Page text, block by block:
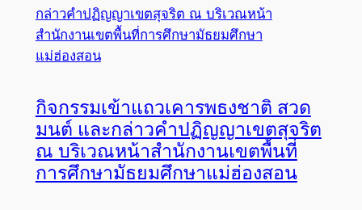
กิจกรรมเข้าแถวเคารพธงชาติ สวด
มนต์ และกล่าวคำปฏิญญาเขตสุจริต
ณ บริเวณหน้าสำนักงานเขตพื้นที่
การศึกษามัธยมศึกษาแม่ฮ่องสอน